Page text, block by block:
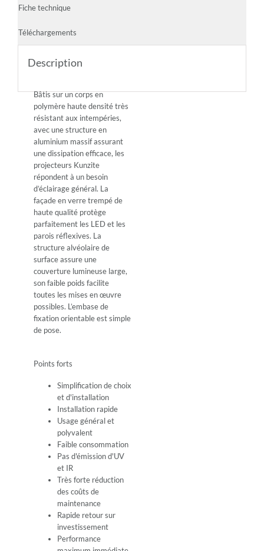
Fiche technique
Téléchargements
Description
Bâtis sur un corps en
polymère haute densité très
résistant aux intempéries,
avec une structure en
aluminium massif assurant
une dissipation efficace, les
projecteurs Kunzite
répondent à un besoin
d’éclairage général. La
façade en verre trempé de
haute qualité protège
parfaitement les LED et les
parois réflexives. La
structure alvéolaire de
surface assure une
couverture lumineuse large,
son faible poids facilite
toutes les mises en œuvre
possibles. L’embase de
fixation orientable est simple
de pose.
Points forts
Simplification de choix
et d'installation
Installation rapide
Usage général et
polyvalent
Faible consommation
Pas d'émission d'UV
et IR
Très forte réduction
des coûts de
maintenance
Rapide retour sur
investissement
Performance